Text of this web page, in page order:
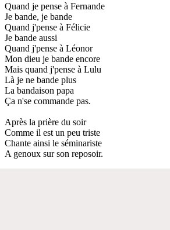
Quand je pense à Fernande
Je bande, je bande
Quand j'pense à Félicie
Je bande aussi
Quand j'pense à Léonor
Mon dieu je bande encore
Mais quand j'pense à Lulu
Là je ne bande plus
La bandaison papa
Ça n'se commande pas.
Après la prière du soir
Comme il est un peu triste
Chante ainsi le séminariste
A genoux sur son reposoir.